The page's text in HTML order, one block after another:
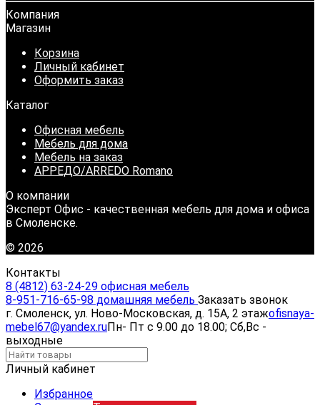
Компания
Магазин
Корзина
Личный кабинет
Оформить заказ
Каталог
Офисная мебель
Мебель для дома
Мебель на заказ
АРРЕДО/ARREDO Romano
О компании
Эксперт Офис - качественная мебель для дома и офиса
в Смоленске.
© 2026
Контакты
8 (4812) 63-24-29 офисная мебель
8-951-716-65-98 домашняя мебель Заказать звонок
г. Смоленск, ул. Ново-Московская, д. 15А, 2 этажofisnaya-
mebel67@yandex.ruПн- Пт с 9.00 до 18.00; Сб,Вс -
выходные
Личный кабинет
Избранное